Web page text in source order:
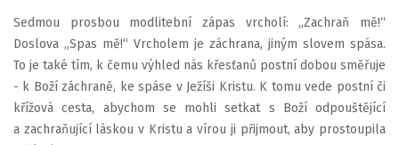
Sedmou prosbou modlitební zápas vrcholí: „Zachraň mě!“
Doslova „Spas mě!“ Vrcholem je záchrana, jiným slovem spása.
To je také tím, k čemu výhled nás křesťanů postní dobou směřuje
- k Boží záchraně, ke spáse v Ježíši Kristu. K tomu vede postní či
křížová cesta, abychom se mohli setkat s Boží odpouštějící
a zachraňující láskou v Kristu a vírou ji přijmout, aby prostoupila